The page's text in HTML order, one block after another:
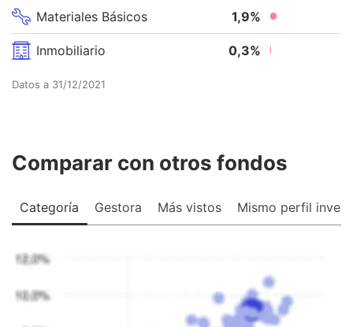
Materiales Básicos 1,9%
Inmobiliario 0,3%
Datos a 31/12/2021
Comparar con otros fondos
Categoría Gestora Más vistos Mismo perfil